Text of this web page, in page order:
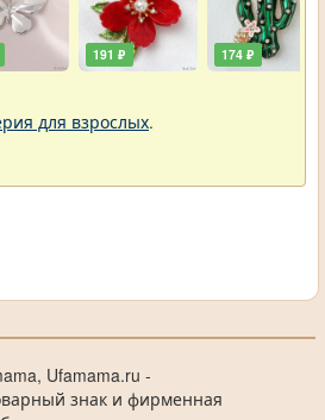
191 ₽ 174 ₽
для взрослых.
Ufamama.ru -
знак и фирменная